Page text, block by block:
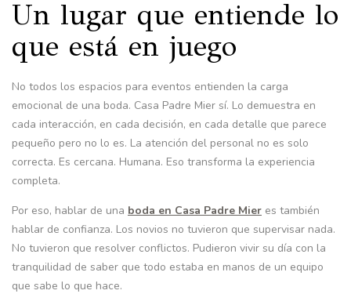
Un lugar que entiende lo
que está en juego
No todos los espacios para eventos entienden la carga
emocional de una boda. Casa Padre Mier sí. Lo demuestra en
cada interacción, en cada decisión, en cada detalle que parece
pequeño pero no lo es. La atención del personal no es solo
correcta. Es cercana. Humana. Eso transforma la experiencia
completa.
Por eso, hablar de una boda en Casa Padre Mier es también
hablar de confianza. Los novios no tuvieron que supervisar nada.
No tuvieron que resolver conflictos. Pudieron vivir su día con la
tranquilidad de saber que todo estaba en manos de un equipo
que sabe lo que hace.